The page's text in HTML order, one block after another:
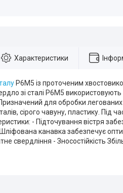
Характеристики
Р6М5 із проточеним
зі сталі Р6М5
для обробки
сірого чавуну, пластику. Під
- Підточування вістря
канавка забезпечує
свердління - Зносостійкість